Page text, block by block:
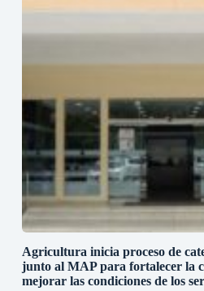
Agricultura inicia proceso de
junto al MAP para fortalecer la
mejorar las condiciones de los